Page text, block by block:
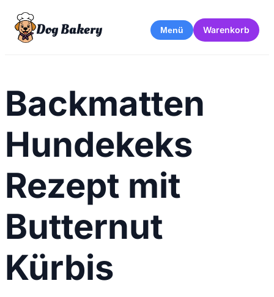
Dog Bakery Menü Warenkorb
Backmatten
Hundekeks
Rezept mit
Butternut
Kürbis